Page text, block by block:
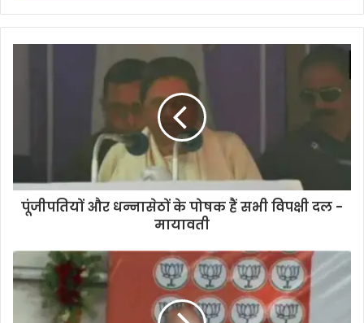
पूंजीपतियों और धन्नासेठों के पोषक हैं सभी विपक्षी दल -
मायावती